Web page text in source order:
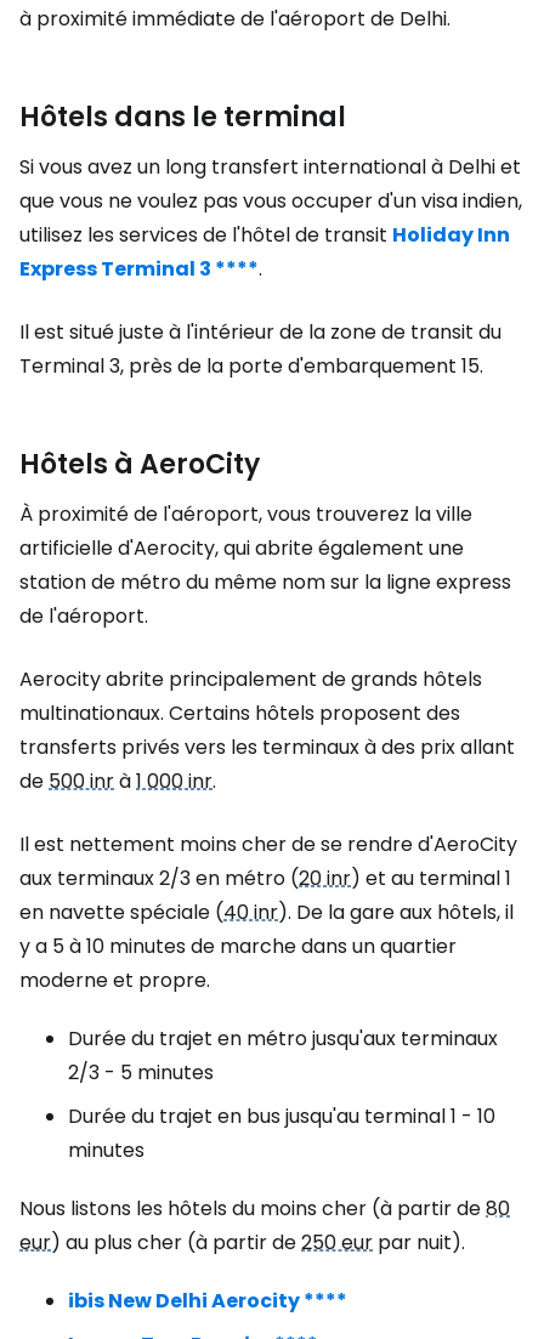
à proximité immédiate de l'aéroport de Delhi.
Hôtels dans le terminal
Si vous avez un long transfert international à Delhi et
que vous ne voulez pas vous occuper d'un visa indien,
utilisez les services de l'hôtel de transit Holiday Inn
Express Terminal 3 ****.
Il est situé juste à l'intérieur de la zone de transit du
Terminal 3, près de la porte d'embarquement 15.
Hôtels à AeroCity
À proximité de l'aéroport, vous trouverez la ville
artificielle d'Aerocity, qui abrite également une
station de métro du même nom sur la ligne express
de l'aéroport.
Aerocity abrite principalement de grands hôtels
multinationaux. Certains hôtels proposent des
transferts privés vers les terminaux à des prix allant
de500 inrà1 000 inr.
Il est nettement moins cher de se rendre d'AeroCity
aux terminaux 2/3 en métro (20 inr) et au terminal 1
en navette spéciale (40 inr). De la gare aux hôtels, il
y a 5 à 10 minutes de marche dans un quartier
moderne et propre.
Durée du trajet en métro jusqu'aux terminaux
2/3 - 5 minutes
Durée du trajet en bus jusqu'au terminal 1 - 10
minutes
Nous listons les hôtels du moins cher (à partir de80
eur) au plus cher (à partir de250 eur par nuit).
ibis New Delhi Aerocity ****